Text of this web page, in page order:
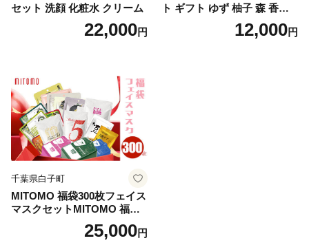
セット 洗顔 化粧水 クリーム
22,000円
ト ギフト ゆず 柚子 森 香り
日用品 お風呂 バス用品 温活
アロマ 香り まとめ買い静岡
12,000円
千葉県白子町
MITOMO 福袋300枚フェイス
マスクセットMITOMO 福袋3
00枚フェイスマスクセット
ふるさと納税 パック ファイ
25,000円